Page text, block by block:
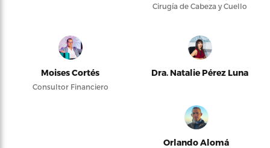
Cirugía de Cabeza y Cuello
Moises Cortés
Consultor Financiero
Dra. Natalie Pérez Luna
Orlando Alomá